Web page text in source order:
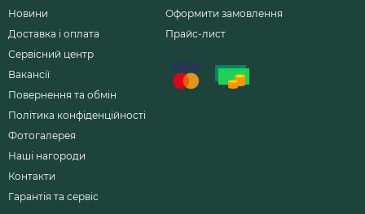
Новини
Доставка і оплата
Сервісний центр
Вакансії
Повернення та обмін
Політика конфіденційності
Фотогалерея
Наші нагороди
Контакти
Гарантія та сервіс
Оформити замовлення
Прайс-лист